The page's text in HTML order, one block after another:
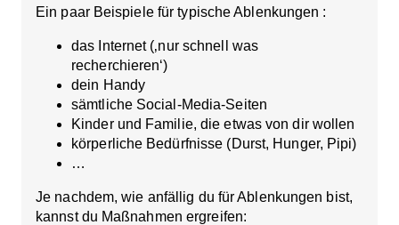
Ein paar Beispiele für typische Ablenkungen :
das Internet (‚nur schnell was
recherchieren‘)
dein Handy
sämtliche Social-Media-Seiten
Kinder und Familie, die etwas von dir wollen
körperliche Bedürfnisse (Durst, Hunger, Pipi)
…
Je nachdem, wie anfällig du für Ablenkungen bist,
kannst du Maßnahmen ergreifen: